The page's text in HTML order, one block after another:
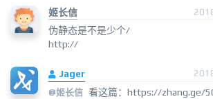
姬长信
伪静态是不是少个/
http://
Jager
@姬长信 看这篇：https://zhang.ge/